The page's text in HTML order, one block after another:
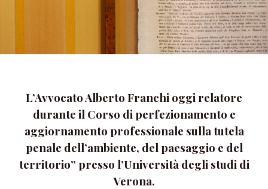
L’Avvocato Alberto Franchi oggi relatore
durante il Corso di perfezionamento e
aggiornamento professionale sulla tutela
penale dell’ambiente, del paesaggio e del
territorio” presso l’Università degli studi di
Verona.